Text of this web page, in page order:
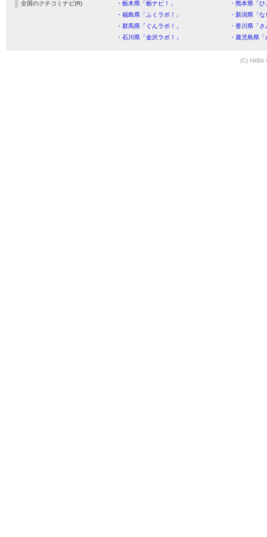
全国のクチコミナビ(R) ・栃木県「栃ナビ！」
・熊本県「
・福島県「ふくラボ！」
・新潟県「
・群馬県「ぐんラボ！」
・香川県「
・石川県「金沢ラボ！」
・鹿児島県
(C) HitBit